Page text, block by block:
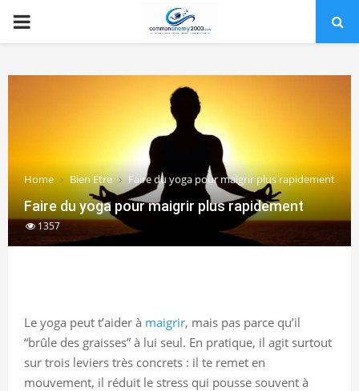
PRIMARY
Home Bien Etre Faire du yoga pour maigrir plus rapidement
Faire du yoga pour maigrir plus rapidement
1357
Le yoga peut t’aider à maigrir, mais pas parce qu’il
“brûle des graisses” à lui seul. En pratique, il agit surtout
sur trois leviers très concrets : il te remet en
mouvement, il réduit le stress qui pousse souvent à